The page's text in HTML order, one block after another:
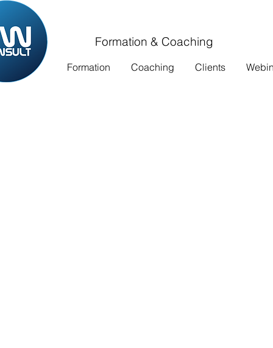
Formation & Coaching
Formation Coaching Clients